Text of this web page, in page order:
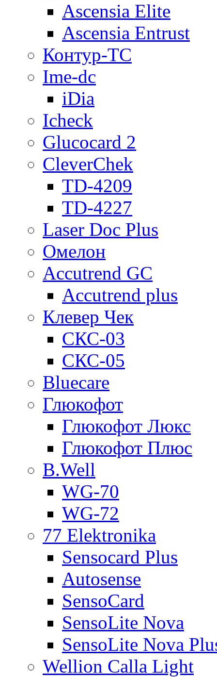
Ascensia Elite
Ascensia Entrust
Контур-ТС
Ime-dc
iDia
Icheck
Glucocard 2
CleverChek
TD-4209
TD-4227
Laser Doc Plus
Омелон
Accutrend GC
Accutrend plus
Клевер Чек
СКС-03
СКС-05
Bluecare
Глюкофот
Глюкофот Люкс
Глюкофот Плюс
B.Well
WG-70
WG-72
77 Elektronika
Sensocard Plus
Autosense
SensoCard
SensoLite Nova
SensoLite Nova
Wellion Calla Light